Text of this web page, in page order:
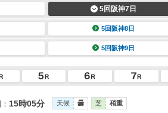
5回阪神7日
5回阪神8日
5回阪神9日
15時05分 天候 曇 芝 稍重